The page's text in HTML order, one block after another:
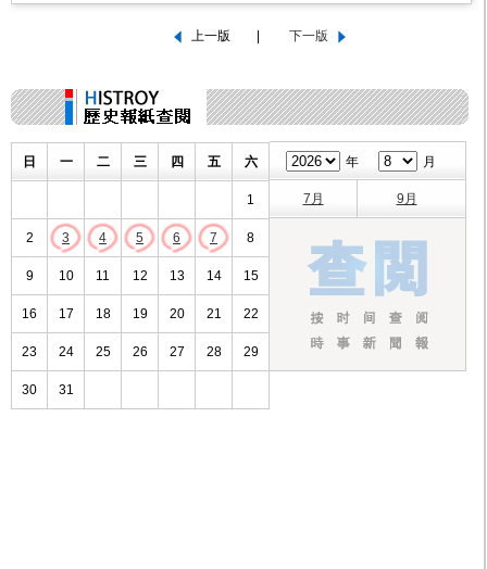
日 一 二 三 四 五 六
1
2 3 4 5 6 7 8
9 10 11 12 13 14 15
16 17 18 19 20 21 22
23 24 25 26 27 28 29
30 31
年 月
7月 9月